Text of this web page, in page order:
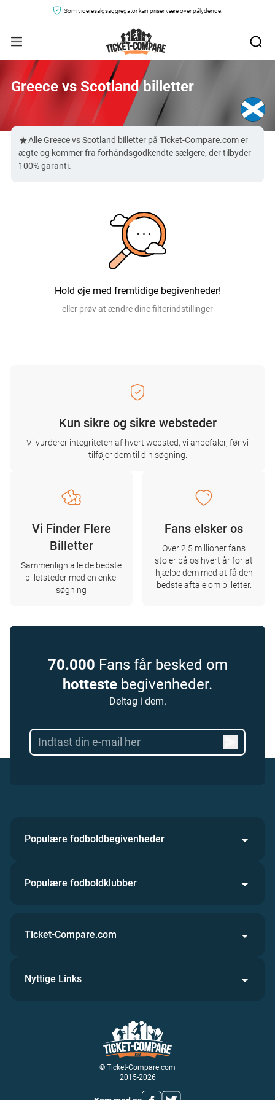
Som videresalgsaggregator kan priser være over pålydende.
Greece vs Scotland billetter
Alle Greece vs Scotland billetter på Ticket-Compare.com er
ægte og kommer fra forhåndsgodkendte sælgere, der tilbyder
100% garanti.
Hold øje med fremtidige begivenheder!
eller prøv at ændre dine filterindstillinger
Kun sikre og sikre websteder
Vi vurderer integriteten af ​​hvert websted, vi anbefaler, før vi
tilføjer dem til din søgning.
Vi Finder Flere
Billetter
Sammenlign alle de bedste
billetsteder med en enkel
søgning
Fans elsker os
Over 2,5 millioner fans
stoler på os hvert år for at
hjælpe dem med at få den
bedste aftale om billetter.
70.000 Fans får besked om
hotteste begivenheder.
Deltag i dem.
Populære fodboldbegivenheder
Populære fodboldklubber
© Ticket-Compare.com
2015-2026
Ticket-Compare.com
Nyttige Links